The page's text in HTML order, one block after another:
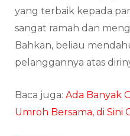
yang terbaik kepada
sangat ramah dan
Bahkan, beliau
pelanggannya atas
Baca juga: Ada Banyak
Umroh Bersama, di Sini